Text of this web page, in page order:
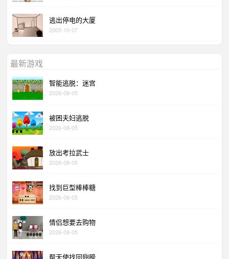
逃出停电的大厦
2005-10-07
最新游戏
智能逃脱：迷宫
2026-08-05
被困夫妇逃脱
2026-08-05
放出考拉武士
2026-08-05
找到巨型棒棒糖
2026-08-05
情侣想要去购物
2026-08-05
帮天使找回翅膀